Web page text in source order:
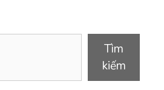
Tìm
kiếm